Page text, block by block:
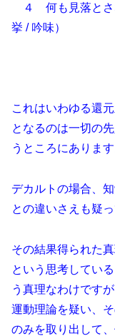
４ 何も見落とさ
挙 / 吟味）
これはいわゆる還
となるのは一切の
うところにあります
デカルトの場合、
との違いさえも疑
その結果得られた
という思考してい
う真理なわけです
運動理論を疑い、
のみを取り出して